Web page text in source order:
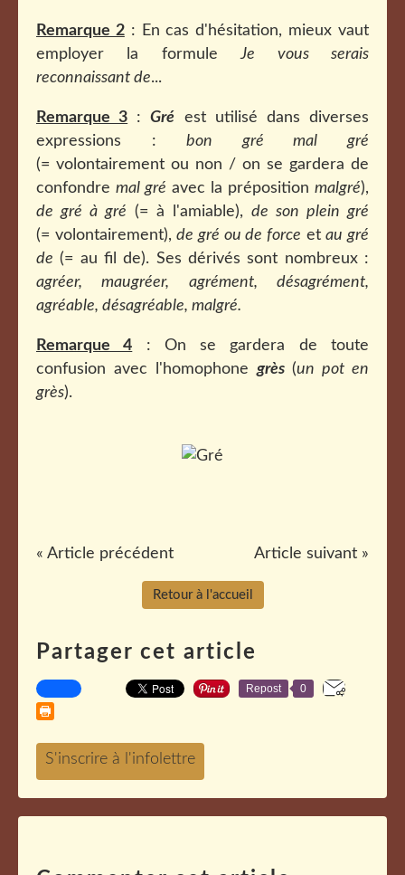
Remarque 2: En cas d'hésitation, mieux vaut
employer la formuleJe vous serais
reconnaissant de...
Remarque 3 :Gré
est utilisé dans diverses
expressions :bon gré mal gré
(= volontairement ou non / on se gardera de
confondre mal gré avec la préposition malgré),
de gré à gré (= à l'amiable), de son plein gré
(= volontairement),de gré ou de force etau gré
de (= au fil de). Ses dérivés sont nombreux :
agréer, maugréer, agrément, désagrément,
agréable, désagréable, malgré.
Remarque 4 : On se gardera de toute
confusion avec l'homophonegrès(un pot en
grès).
« Article précédent Article suivant »
Retour à l'accueil
Partager cet article
Repost 0